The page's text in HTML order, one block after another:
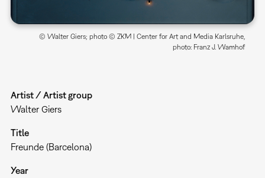
© Walter Giers; photo © ZKM | Center for Art and Media Karlsruhe,
photo: Franz J. Wamhof
Artist / Artist group
Walter Giers
Title
Freunde (Barcelona)
Year